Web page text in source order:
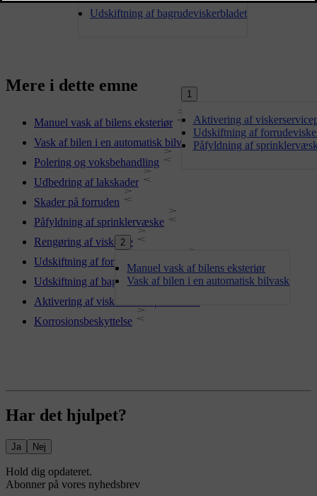
1
Aktivering af
Udskiftning af
Påfyldning af
2
Manuel vask af bilens eksteriør
Vask af bilen i en automatisk bilvask
Udskiftning af bagrudeviskerbladet
Mere i dette emne
Manuel vask af bilens eksteriør
Vask af bilen i en automatisk bilvask
Polering og voksbehandling
Udbedring af lakskader
Skader på forruden
Påfyldning af sprinklervæske
Rengøring af viskerne
Udskiftning af forrudeviskerblade
Udskiftning af bagrudeviskerbladet
Aktivering af viskerservicepositionen
Korrosionsbeskyttelse
Har det hjulpet?
Ja Nej